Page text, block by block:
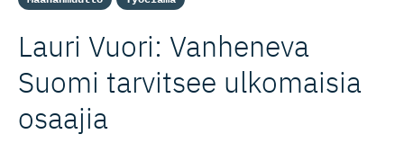
Lauri Vuori: Vanheneva
Suomi tarvitsee ulkomaisia
osaajia